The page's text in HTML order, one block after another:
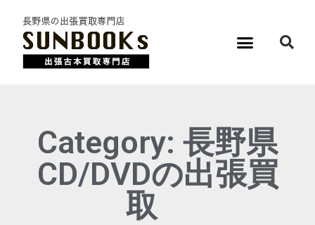
Category: 長野県
CD/DVDの出張買
取